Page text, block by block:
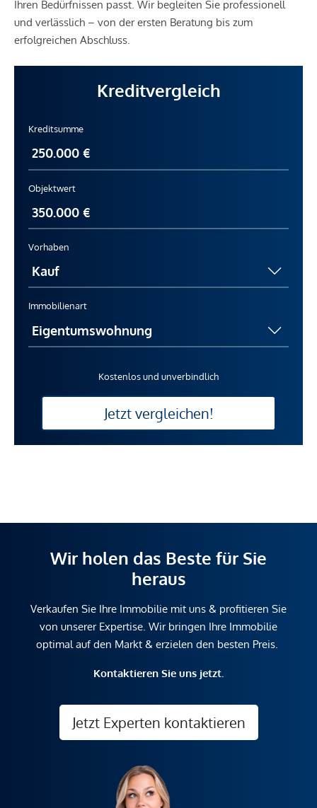
Ihren Bedürfnissen passt. Wir begleiten Sie professionell
und verlässlich – von der ersten Beratung bis zum
erfolgreichen Abschluss.
Kreditvergleich
Kreditsumme
Objektwert
Vorhaben
Immobilienart
Kostenlos und unverbindlich
Jetzt vergleichen!
Wir holen das Beste für Sie
heraus
Verkaufen Sie Ihre Immobilie mit uns & profitieren Sie
von unserer Expertise. Wir bringen Ihre Immobilie
optimal auf den Markt & erzielen den besten Preis.
Kontaktieren Sie uns jetzt.
Jetzt Experten kontaktieren